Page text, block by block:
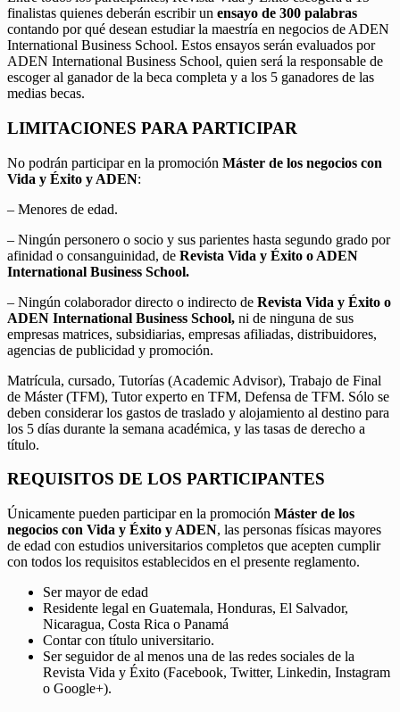
finalistas quienes deberán escribir un ensayo de 300 palabras
contando por qué desean estudiar la maestría en negocios de ADEN
International Business School. Estos ensayos serán evaluados por
ADEN International Business School, quien será la responsable de
escoger al ganador de la beca completa y a los 5 ganadores de las
medias becas.
LIMITACIONES PARA PARTICIPAR
No podrán participar en la promoción Máster de los negocios con
Vida y Éxito y ADEN:
– Menores de edad.
– Ningún personero o socio y sus parientes hasta segundo grado por
afinidad o consanguinidad, de Revista Vida y Éxito o ADEN
International Business School.
– Ningún colaborador directo o indirecto de Revista Vida y Éxito o
ADEN International Business School, ni de ninguna de sus
empresas matrices, subsidiarias, empresas afiliadas, distribuidores,
agencias de publicidad y promoción.
Matrícula, cursado, Tutorías (Academic Advisor), Trabajo de Final
de Máster (TFM), Tutor experto en TFM, Defensa de TFM. Sólo se
deben considerar los gastos de traslado y alojamiento al destino para
los 5 días durante la semana académica, y las tasas de derecho a
título.
REQUISITOS DE LOS PARTICIPANTES
Únicamente pueden participar en la promoción Máster de los
negocios con Vida y Éxito y ADEN, las personas físicas mayores
de edad con estudios universitarios completos que acepten cumplir
con todos los requisitos establecidos en el presente reglamento.
Ser mayor de edad
Residente legal en Guatemala, Honduras, El Salvador,
Nicaragua, Costa Rica o Panamá
Contar con título universitario.
Ser seguidor de al menos una de las redes sociales de la
Revista Vida y Éxito (Facebook, Twitter, Linkedin, Instagram
o Google+).